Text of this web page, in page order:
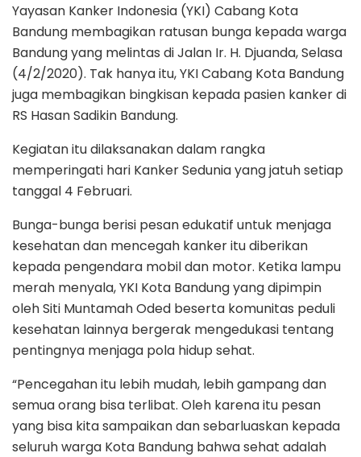
Yayasan Kanker Indonesia (YKI) Cabang Kota
Bandung membagikan ratusan bunga kepada warga
Bandung yang melintas di Jalan Ir. H. Djuanda, Selasa
(4/2/2020). Tak hanya itu, YKI Cabang Kota Bandung
juga membagikan bingkisan kepada pasien kanker di
RS Hasan Sadikin Bandung.
Kegiatan itu dilaksanakan dalam rangka
memperingati hari Kanker Sedunia yang jatuh setiap
tanggal 4 Februari.
Bunga-bunga berisi pesan edukatif untuk menjaga
kesehatan dan mencegah kanker itu diberikan
kepada pengendara mobil dan motor. Ketika lampu
merah menyala, YKI Kota Bandung yang dipimpin
oleh Siti Muntamah Oded beserta komunitas peduli
kesehatan lainnya bergerak mengedukasi tentang
pentingnya menjaga pola hidup sehat.
“Pencegahan itu lebih mudah, lebih gampang dan
semua orang bisa terlibat. Oleh karena itu pesan
yang bisa kita sampaikan dan sebarluaskan kepada
seluruh warga Kota Bandung bahwa sehat adalah